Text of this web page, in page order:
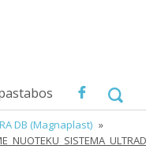
DB (Magnaplast) »